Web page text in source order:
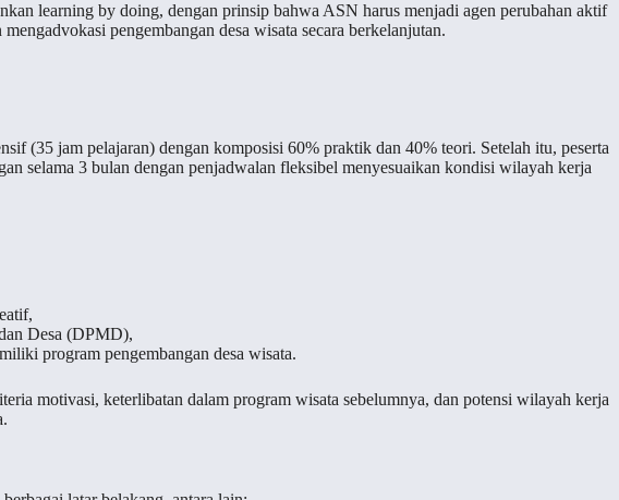
learning by doing, dengan prinsip bahwa ASN harus menjadi agen perubahan aktif
pengembangan desa wisata secara berkelanjutan.
(35 jam pelajaran) dengan komposisi 60% praktik dan 40% teori. Setelah itu, peserta
selama 3 bulan dengan penjadwalan fleksibel menyesuaikan kondisi wilayah kerja
Desa (DPMD),
program pengembangan desa wisata.
motivasi, keterlibatan dalam program wisata sebelumnya, dan potensi wilayah kerja